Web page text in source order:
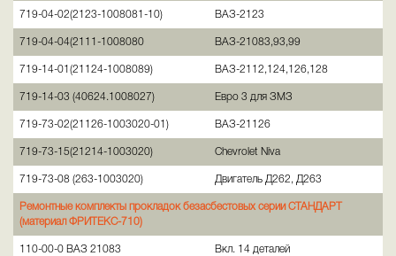
719-04-02(2123-1008081-10) ВАЗ-2123
719-04-04(2111-1008080 ВАЗ-21083,93,99
719-14-01(21124-1008089) ВАЗ-2112,124,126,128
719-14-03 (40624.1008027) Евро 3 для ЗМЗ
719-73-02(21126-1003020-01) ВАЗ-21126
719-73-15(21214-1003020) Chevrolet Niva
719-73-08 (263-1003020) Двигатель Д262, Д263
Ремонтные комплекты прокладок безасбестовых серии СТАНДАРТ
(материал ФРИТЕКС-710)
110-00-0 ВАЗ 21083 Вкл. 14 деталей